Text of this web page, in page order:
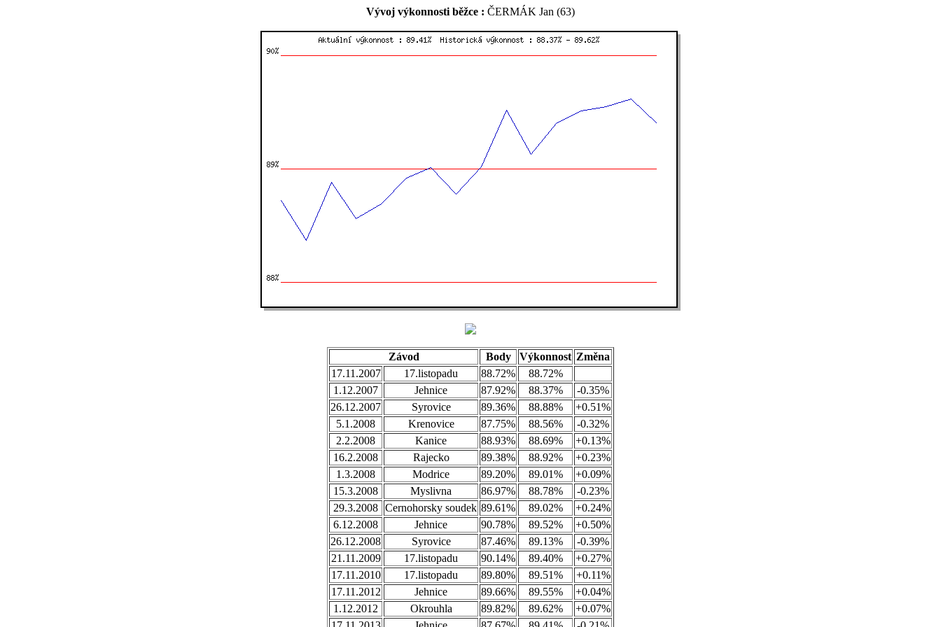
Vývoj výkonnosti běžce : ČERMÁK Jan (63)
Závod Body Výkonnost Změna
17.11.2007
17.listopadu 88.72%
88.72%
1.12.2007
Jehnice 87.92% 88.37%
-0.35%
26.12.2007
Syrovice 89.36% 88.88%
+0.51%
5.1.2008
Krenovice 87.75% 88.56%
-0.32%
2.2.2008
Kanice 88.93% 88.69%
+0.13%
16.2.2008
Rajecko 89.38% 88.92%
+0.23%
1.3.2008
Modrice 89.20% 89.01%
+0.09%
15.3.2008
Myslivna 86.97% 88.78%
-0.23%
29.3.2008 Cernohorsky soudek 89.61% 89.02%
+0.24%
6.12.2008
Jehnice 90.78% 89.52%
+0.50%
26.12.2008
Syrovice 87.46% 89.13%
-0.39%
21.11.2009
17.listopadu 90.14% 89.40%
+0.27%
17.11.2010
17.listopadu 89.80% 89.51%
+0.11%
17.11.2012
Jehnice 89.66% 89.55%
+0.04%
1.12.2012
Okrouhla 89.82% 89.62%
+0.07%